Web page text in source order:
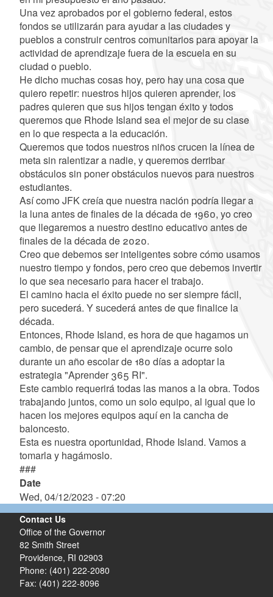
Una vez aprobados por el gobierno federal, estos
fondos se utilizarán para ayudar a las ciudades y
pueblos a construir centros comunitarios para apoyar la
actividad de aprendizaje fuera de la escuela en su
ciudad o pueblo.
He dicho muchas cosas hoy, pero hay una cosa que
quiero repetir: nuestros hijos quieren aprender, los
padres quieren que sus hijos tengan éxito y todos
queremos que Rhode Island sea el mejor de su clase
en lo que respecta a la educación.
Queremos que todos nuestros niños crucen la línea de
meta sin ralentizar a nadie, y queremos derribar
obstáculos sin poner obstáculos nuevos para nuestros
estudiantes.
Así como JFK creía que nuestra nación podría llegar a
la luna antes de finales de la década de 1960, yo creo
que llegaremos a nuestro destino educativo antes de
finales de la década de 2020.
Creo que debemos ser inteligentes sobre cómo usamos
nuestro tiempo y fondos, pero creo que debemos invertir
lo que sea necesario para hacer el trabajo.
El camino hacia el éxito puede no ser siempre fácil,
pero sucederá. Y sucederá antes de que finalice la
década.
Entonces, Rhode Island, es hora de que hagamos un
cambio, de pensar que el aprendizaje ocurre solo
durante un año escolar de 180 días a adoptar la
estrategia "Aprender 365 RI".
Este cambio requerirá todas las manos a la obra. Todos
trabajando juntos, como un solo equipo, al igual que lo
hacen los mejores equipos aquí en la cancha de
baloncesto.
Esta es nuestra oportunidad, Rhode Island. Vamos a
tomarla y hagámoslo.
###
Date
Wed, 04/12/2023 - 07:20
Contact Us
Office of the Governor
82 Smith Street
Providence, RI 02903
Phone: (401) 222-2080
Fax: (401) 222-8096